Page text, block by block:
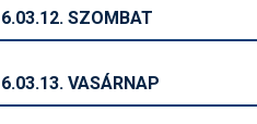
SZOMBAT
VASÁRNAP